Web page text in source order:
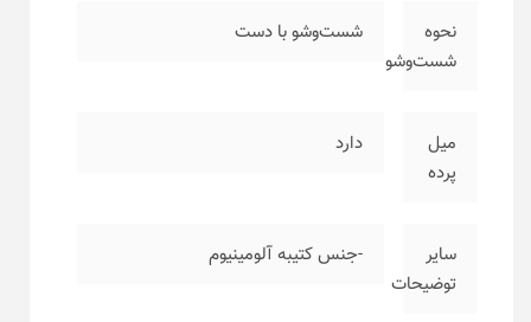
نحوه
شست‌وشو
شست‌وشو با دست
میل
پرده
دارد
سایر
توضیحات
-جنس کتیبه آلومینیوم